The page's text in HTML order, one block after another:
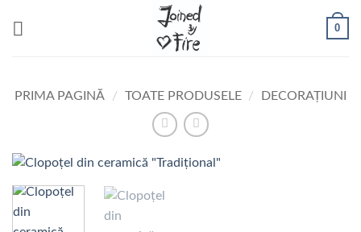
0
PRIMA PAGINĂ / TOATE PRODUSELE / DECORAȚIUNI